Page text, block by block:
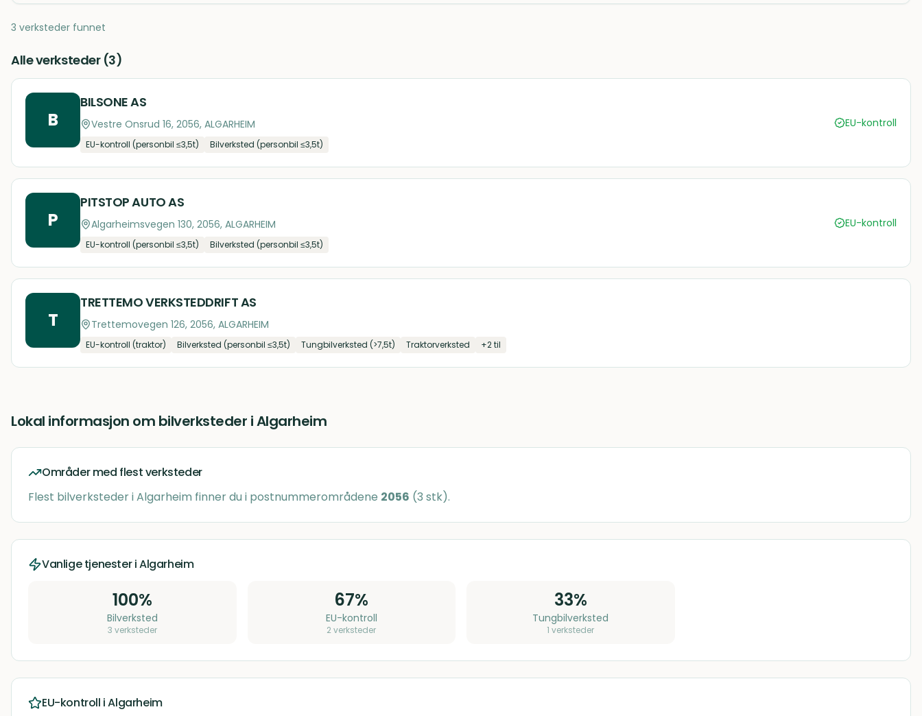
3 verksteder funnet
Alle verksteder (3)
B
BILSONE AS
Vestre Onsrud 16, 2056, ALGARHEIM
EU-kontroll (personbil ≤3,5t) Bilverksted (personbil ≤3,5t)
EU-kontroll
P
PITSTOP AUTO AS
Algarheimsvegen 130, 2056, ALGARHEIM
EU-kontroll (personbil ≤3,5t) Bilverksted (personbil ≤3,5t)
EU-kontroll
T
TRETTEMO VERKSTEDDRIFT AS
Trettemovegen 126, 2056, ALGARHEIM
EU-kontroll (traktor) Bilverksted (personbil ≤3,5t) Tungbilverksted (>7,5t) Traktorverksted +2til
Lokal informasjon om bilverksteder iAlgarheim
Områder med flest verksteder
Flest bilverkstederiAlgarheim finner du i postnummerområdene 2056 (3 stk).
Vanlige tjenester iAlgarheim
100%
Bilverksted
3 verksteder
67%
EU-kontroll
2verksteder
33%
Tungbilverksted
1 verksteder
EU-kontroll iAlgarheim